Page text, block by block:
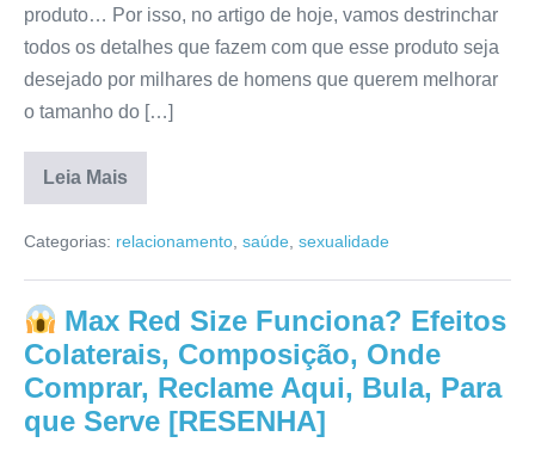
produto… Por isso, no artigo de hoje, vamos destrinchar
todos os detalhes que fazem com que esse produto seja
desejado por milhares de homens que querem melhorar
o tamanho do […]
Leia Mais
Max
Gel
pra
Composição,
que
Serve,
Anvisa,
Efeitos
Colaterais,
Categorias: relacionamento saúde sexualidade
Max Red Size Funciona? Efeitos
Colaterais, Composição, Onde
Comprar, Reclame Aqui, Bula, Para
que Serve [RESENHA]